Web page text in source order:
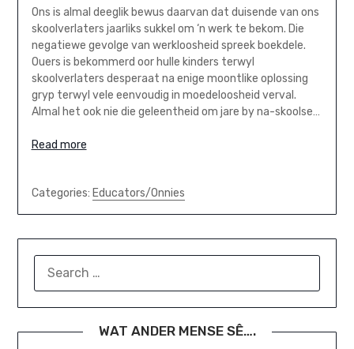
Ons is almal deeglik bewus daarvan dat duisende van ons
skoolverlaters jaarliks sukkel om ‘n werk te bekom. Die
negatiewe gevolge van werkloosheid spreek boekdele.
Ouers is bekommerd oor hulle kinders terwyl
skoolverlaters desperaat na enige moontlike oplossing
gryp terwyl vele eenvoudig in moedeloosheid verval.
Almal het ook nie die geleentheid om jare by na-skoolse…
Read more
Categories: Educators/Onnies
WAT ANDER MENSE SÊ….